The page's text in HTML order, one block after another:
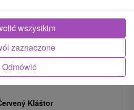
Kláštor
Odmówić
zaznaczone
wszystkim